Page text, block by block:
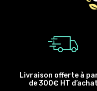
Livraison offerte à
de 300€ HT d’achat